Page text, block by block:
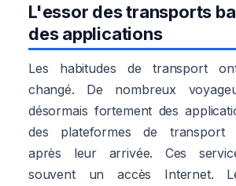
L'essor des transports
des applications
Les habitudes de transport
changé. De nombreux
désormais fortement des
des plateformes de transport
après leur arrivée. Ces
souvent un accès Internet.